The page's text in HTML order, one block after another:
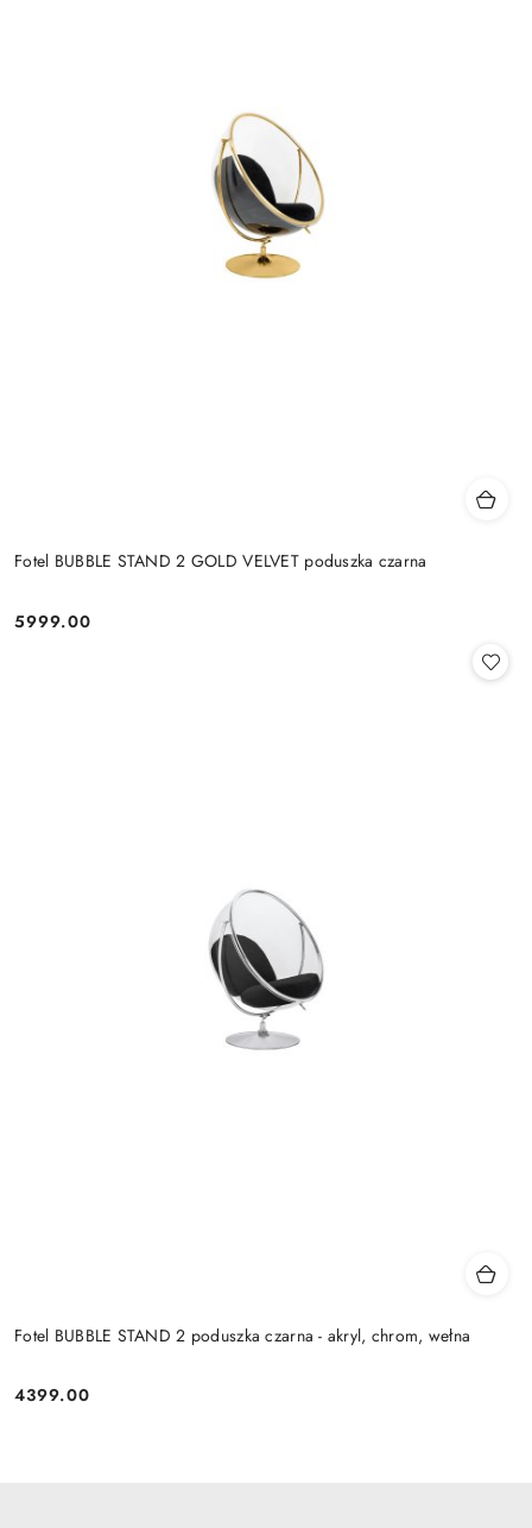
Fotel BUBBLE STAND 2 GOLD VELVET poduszka czarna
Cena:
5999.00
Fotel BUBBLE STAND 2 poduszka czarna - akryl, chrom, wełna
Cena:
4399.00